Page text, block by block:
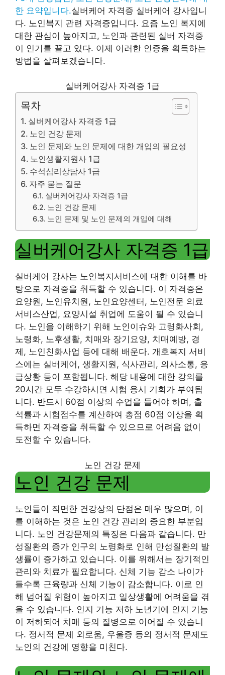
한 요약입니다.실버케어 자격증 실버케어 강사입니
다. 노인복지 관련 자격증입니다. 요즘 노인 복지에
대한 관심이 높아지고, 노인과 관련된 실버 자격증
이 인기를 끌고 있다. 이제 이러한 인증을 획득하는
방법을 살펴보겠습니다.
실버케어강사 자격증 1급
목차
실버케어강사 자격증 1급
노인 건강 문제
노인 문제와 노인 문제에 대한 개입의 필요성
노인생활지원사 1급
수석심리상담사 1급
자주 묻는 질문
실버케어강사 자격증 1급
노인 건강 문제
노인 문제 및 노인 문제의 개입에 대해
실버케어강사 자격증 1급
실버케어 강사는 노인복지서비스에 대한 이해를 바
탕으로 자격증을 취득할 수 있습니다. 이 자격증은
요양원, 노인유치원, 노인요양센터, 노인전문 의료
서비스산업, 요양시설 취업에 도움이 될 수 있습니
다. 노인을 이해하기 위해 노인이슈와 고령화사회,
노령화, 노후생활, 치매와 장기요양, 치매예방, 경
제, 노인친화사업 등에 대해 배운다. 개호복지 서비
스에는 실버케어, 생활지원, 식사관리, 의사소통, 응
급상황 등이 포함됩니다. 해당 내용에 대한 강의를
20시간 모두 수강하시면 시험 응시 기회가 부여됩
니다. 반드시 60점 이상의 수업을 들어야 하며, 출
석률과 시험점수를 계산하여 총점 60점 이상을 획
득하면 자격증을 취득할 수 있으므로 어려움 없이
도전할 수 있습니다.
노인 건강 문제
노인 건강 문제
노인들이 직면한 건강상의 단점은 매우 많으며, 이
를 이해하는 것은 노인 건강 관리의 중요한 부분입
니다. 노인 건강문제의 특징은 다음과 같습니다. 만
성질환의 증가 인구의 노령화로 인해 만성질환의 발
생률이 증가하고 있습니다. 이를 위해서는 장기적인
관리와 치료가 필요합니다. 신체 기능 감소 나이가
들수록 근육량과 신체 기능이 감소합니다. 이로 인
해 넘어질 위험이 높아지고 일상생활에 어려움을 겪
을 수 있습니다. 인지 기능 저하 노년기에 인지 기능
이 저하되어 치매 등의 질병으로 이어질 수 있습니
다. 정서적 문제 외로움, 우울증 등의 정서적 문제도
노인의 건강에 영향을 미친다.